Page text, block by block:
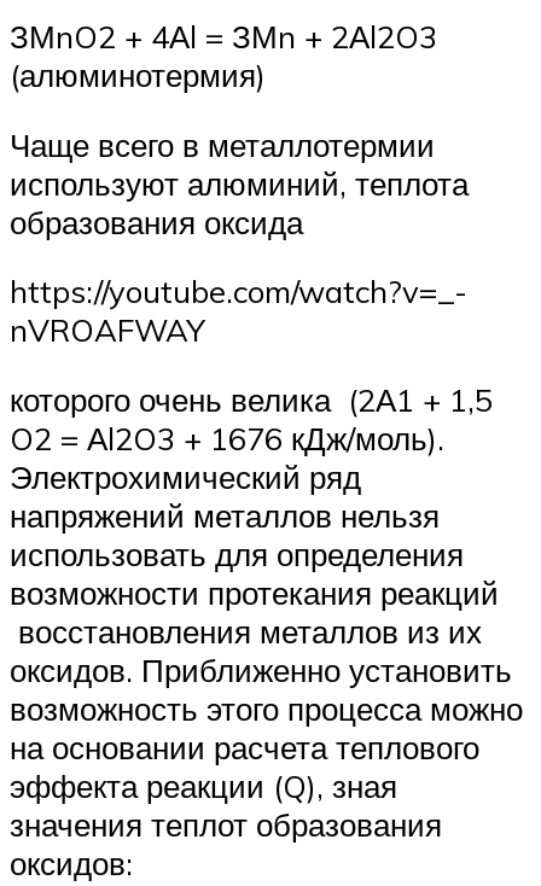
ЗМnO2 + 4Аl = ЗМn + 2Аl2O3
(алюминотермия)
Чаще всего в металлотермии
используют алюминий, теплота
образования оксида
https://youtube.com/watch?v=_-
nVROAFWAY
которого очень велика (2А1 + 1,5
O2 = Аl2O3 + 1676 кДж/моль).
Электрохимический ряд
напряжений металлов нельзя
использовать для определения
возможности протекания реакций
восстановления металлов из их
оксидов. Приближенно установить
возможность этого процесса можно
на основании расчета теплового
эффекта реакции (Q), зная
значения теплот образования
оксидов: